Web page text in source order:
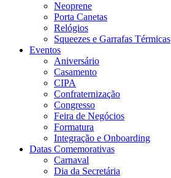
Neoprene
Porta Canetas
Relógios
Squeezes e Garrafas Térmicas
Eventos
Aniversário
Casamento
CIPA
Confraternização
Congresso
Feira de Negócios
Formatura
Integração e Onboarding
Datas Comemorativas
Carnaval
Dia da Secretária